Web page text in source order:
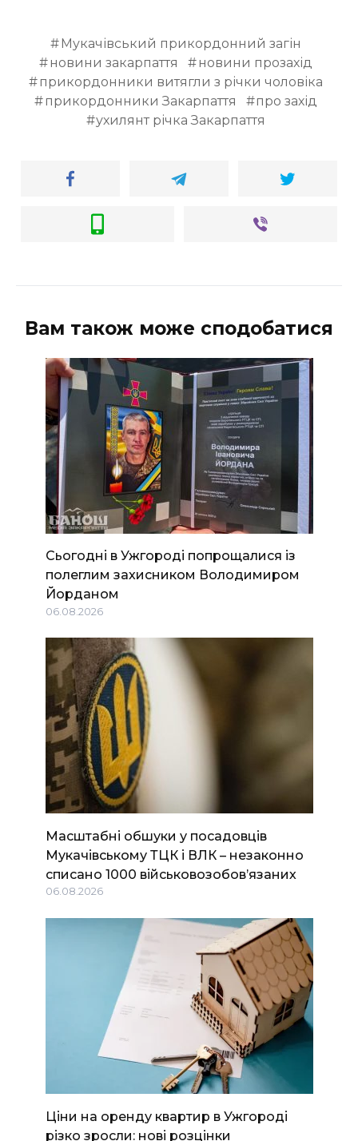
Мукачівський прикордонний загін
новини закарпаття
новини прозахід
прикордонники витягли з річки чоловіка
прикордонники Закарпаття
про захід
ухилянт річка Закарпаття
Вам також може сподобатися
Сьогодні в Ужгороді попрощалися із
полеглим захисником Володимиром
Йорданом
06.08.2026
Масштабні обшуки у посадовців
Мукачівському ТЦК і ВЛК – незаконно
списано 1000 військовозобов’язаних
06.08.2026
Ціни на оренду квартир в Ужгороді
різко зросли: нові розцінки